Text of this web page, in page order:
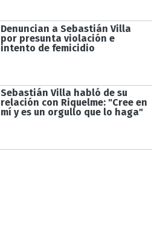
Denuncian a Sebastián Villa
por presunta violación e
intento de femicidio
Sebastián Villa habló de su
relación con Riquelme: "Cree en
mí y es un orgullo que lo haga"